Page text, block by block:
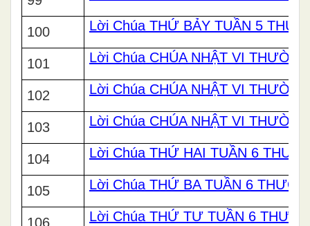
100 Lời Chúa THỨ BẢY TUẦN 5
101 Lời Chúa CHÚA NHẬT VI
102 Lời Chúa CHÚA NHẬT VI
103 Lời Chúa CHÚA NHẬT VI
104 Lời Chúa THỨ HAI TUẦN 6
105 Lời Chúa THỨ BA TUẦN 6
106 Lời Chúa THỨ TƯ TUẦN 6